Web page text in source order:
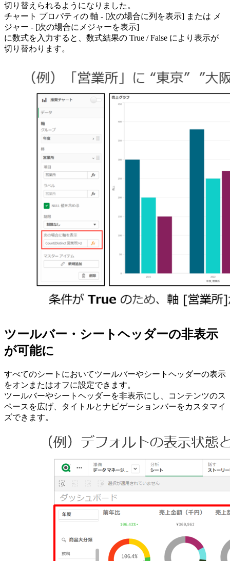
切り替えられるようになりました。
チャート プロパティの 軸 - [次の場合に列を表示] または メ
ジャー - [次の場合にメジャーを表示]
に数式を入力すると、数式結果の True / False により表示が
切り替わります。
ツールバー・シートヘッダーの非表示
が可能に
すべてのシートにおいてツールバーやシートヘッダーの表示
をオンまたはオフに設定できます。
ツールバーやシートヘッダーを非表示にし、コンテンツのス
ペースを広げ、タイトルとナビゲーションバーをカスタマイ
ズできます。